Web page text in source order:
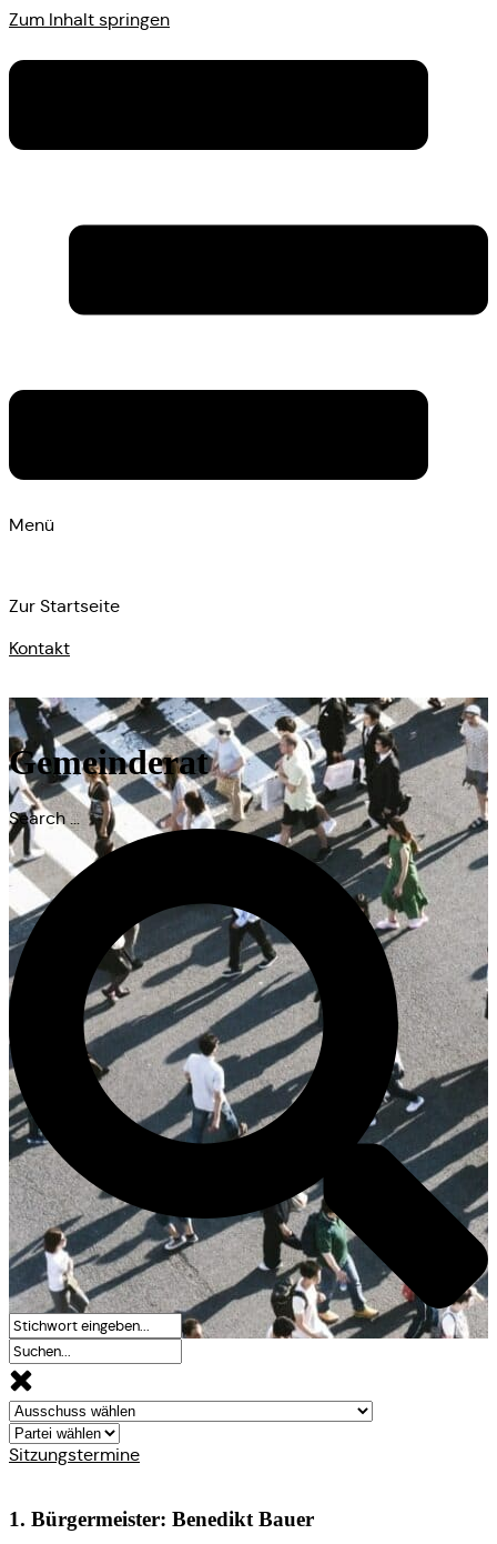
Zum Inhalt springen
Menü
Zur Startseite
Kontakt
Gemeinderat
Search ...
Sitzungstermine
1. Bürgermeister: Benedikt Bauer